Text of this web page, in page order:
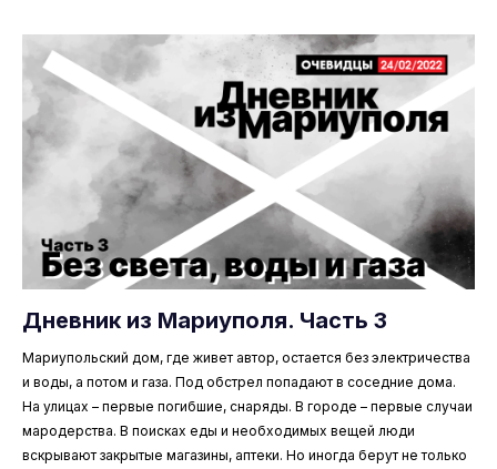
Дневник из Мариуполя. Часть 3
Мариупольский дом, где живет автор, остается без электричества
и воды, а потом и газа. Под обстрел попадают в соседние дома.
На улицах – первые погибшие, снаряды. В городе – первые случаи
мародерства. В поисках еды и необходимых вещей люди
вскрывают закрытые магазины, аптеки. Но иногда берут не только